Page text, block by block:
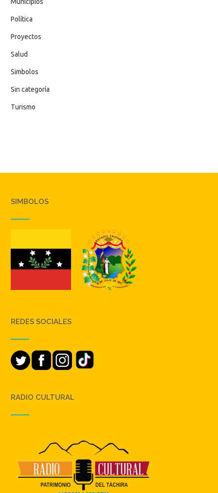
Política
Proyectos
Salud
Simbolos
Sin categoría
Turismo
SIMBOLOS
REDES SOCIALES
RADIO CULTURAL